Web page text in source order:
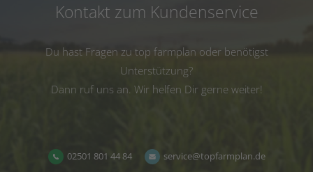
Kontakt zum Kundenservice
Du hast Fragen zu top farmplan oder benötigst
Unterstützung?
Dann ruf uns an. Wir helfen Dir gerne weiter!
02501 801 44 84 service@topfarmplan.de